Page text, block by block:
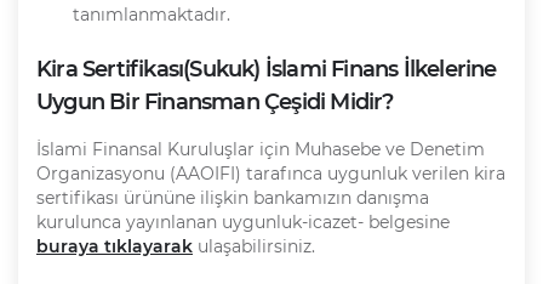
tanımlanmaktadır.
Kira Sertifikası(Sukuk) İslami Finans İlkelerine
Uygun Bir Finansman Çeşidi Midir?
İslami Finansal Kuruluşlar için Muhasebe ve Denetim
Organizasyonu (AAOIFI) tarafınca uygunluk verilen kira
sertifikası ürününe ilişkin bankamızın danışma
kurulunca yayınlanan uygunluk-icazet- belgesine
buraya tıklayarak ulaşabilirsiniz.